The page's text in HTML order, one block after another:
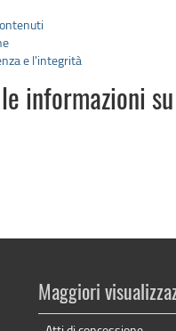
e l'integrità
informazioni
Maggiori